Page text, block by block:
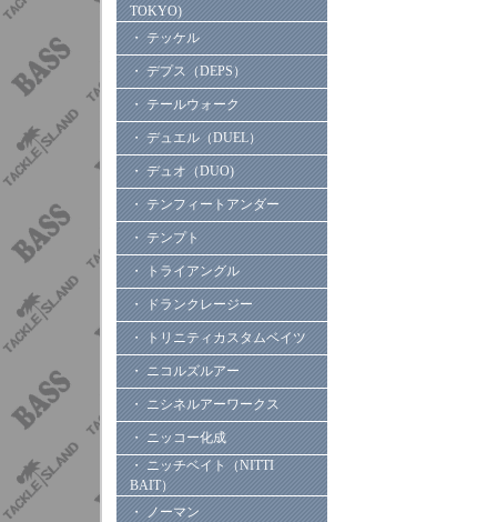
TOKYO)
・ テッケル
・ デプス（DEPS）
・ テールウォーク
・ デュエル（DUEL）
・ デュオ（DUO)
・ テンフィートアンダー
・ テンプト
・ トライアングル
・ ドランクレージー
・ トリニティカスタムベイツ
・ ニコルズルアー
・ ニシネルアーワークス
・ ニッコー化成
・ ニッチベイト（NITTI
BAIT）
・ ノーマン